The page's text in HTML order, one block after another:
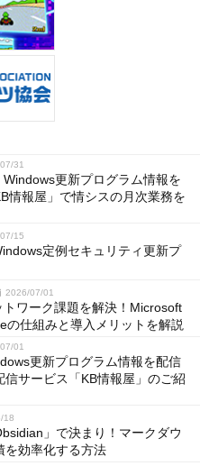
31
Windows更新プログラム情報を
情報屋」で情シスの月次業務を
15
定例セキュリティ更新プ
2026/07/01
ワーク課題を解決！Microsoft
の仕組みと導入メリットを解説
01
更新プログラム情報を配信
信サービス「KB情報屋」のご紹
18
」で決まり！マークダウ
を効率化する方法